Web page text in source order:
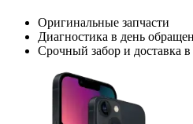
Оригинальные запчасти
Диагностика в день
Срочный забор и доставка